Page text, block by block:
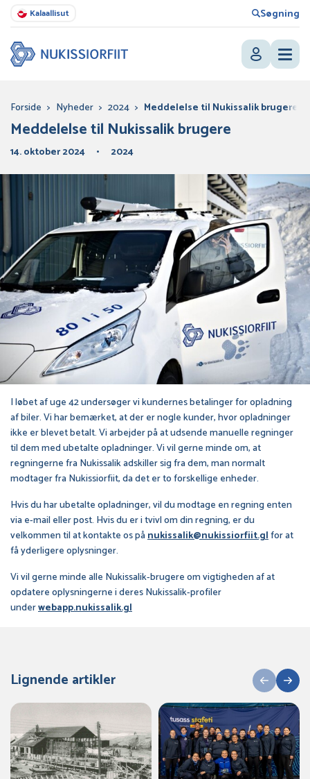
Kalaallisut Søgning
Forside > Nyheder > 2024 > Meddelelse til Nukissalik brugere
Meddelelse til Nukissalik brugere
14. oktober 2024 2024
I løbet af uge 42 undersøger vi kundernes betalinger for opladning
af biler. Vi har bemærket, at der er nogle kunder, hvor opladninger
ikke er blevet betalt. Vi arbejder på at udsende manuelle regninger
til dem med ubetalte opladninger. Vi vil gerne minde om, at
regningerne fra Nukissalik adskiller sig fra dem, man normalt
modtager fra Nukissiorfiit, da det er to forskellige enheder.
Hvis du har ubetalte opladninger, vil du modtage en regning enten
via e-mail eller post. Hvis du er i tvivl om din regning, er du
velkommen til at kontakte os pånukissalik@nukissiorfiit.glfor at
få yderligere oplysninger.
Vi vil gerne minde alle Nukissalik-brugere om vigtigheden af at
opdatere oplysningerne i deres Nukissalik-profiler
underwebapp.nukissalik.gl
Lignende artikler